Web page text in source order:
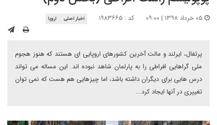
کد : ۱۹۸۳۶۶۵ اخبار اصلی اروپا
پرتغال، ایرلند و مالت آخرین کشورهای اروپایی ای هستند که هنوز هجوم
ملی گراهایی افراطی را به پارلمان شاهد نبوده اند. این مساله می تواند
درس هایی برای دیگران داشته باشد، اما چیزهایی هم هست که نمی توان
تغییری در آنها ایجاد کرد...